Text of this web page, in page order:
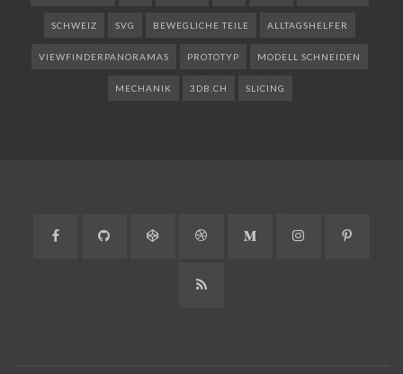
SCHWEIZ SVG BEWEGLICHE TEILE ALLTAGSHELFER
VIEWFINDERPANORAMAS PROTOTYP MODELL SCHNEIDEN
MECHANIK 3DB.CH SLICING
Facebook GitHub CodePen DribbbleMedium Instagram
RSS